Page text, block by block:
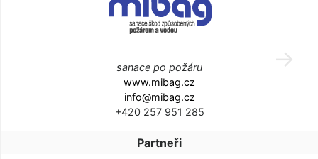
sanace po požáru
www.mibag.cz
info@mibag.cz
+420 257 951 285
Partneři